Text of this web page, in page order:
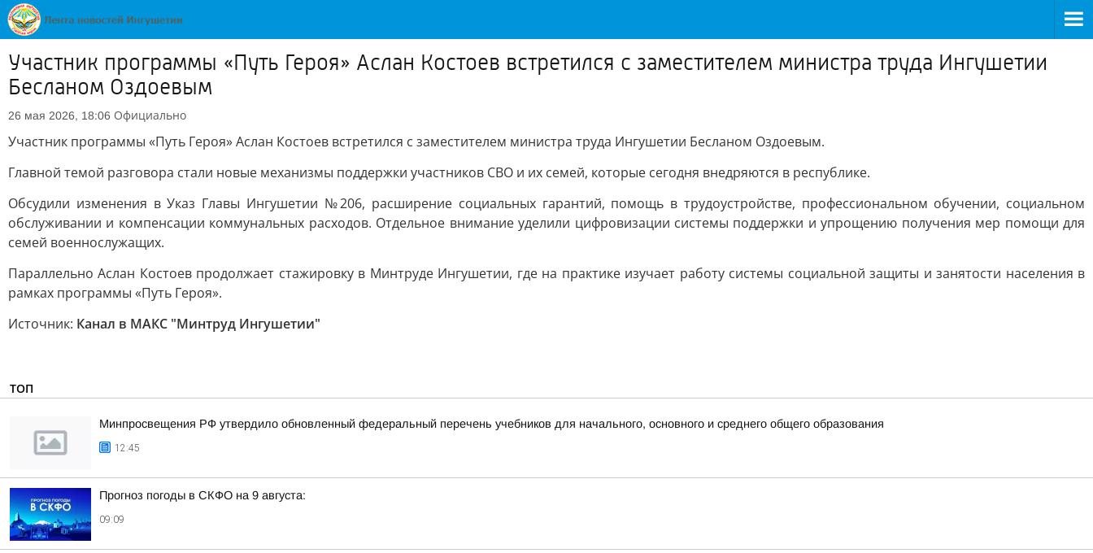
Участник программы «Путь Героя» Аслан Костоев встретился с заместителем министра труда Ингушетии
Бесланом Оздоевым
26 мая 2026, 18:06 Официально
Участник программы «Путь Героя» Аслан Костоев встретился с заместителем министра труда Ингушетии Бесланом Оздоевым.
Главной темой разговора стали новые механизмы поддержки участников СВО и их семей, которые сегодня внедряются в республике.
Обсудили изменения в Указ Главы Ингушетии №206, расширение социальных гарантий, помощь в трудоустройстве, профессиональном обучении, социальном
обслуживании и компенсации коммунальных расходов. Отдельное внимание уделили цифровизации системы поддержки и упрощению получения мер помощи для
семей военнослужащих.
Параллельно Аслан Костоев продолжает стажировку в Минтруде Ингушетии, где на практике изучает работу системы социальной защиты и занятости населения в
рамках программы «Путь Героя».
Источник: Канал в МАКС "Минтруд Ингушетии"
ТОП
Минпросвещения РФ утвердило обновленный федеральный перечень учебников для начального, основного и среднего общего образования
12:45
Прогноз погоды в СКФО на 9 августа:
09:09